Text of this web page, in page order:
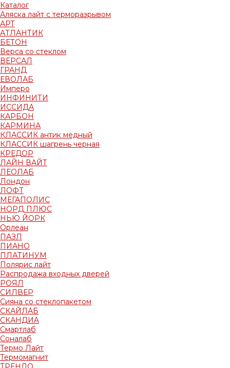
Каталог
Аляска лайт с терморазрывом
АРТ
АТЛАНТИК
БЕТОН
Верса со стеклом
ВЕРСАЛ
ГРАНД
ЕВОЛАБ
Имперо
ИНФИНИТИ
ИССИДА
КАРБОН
КАРМИНА
КЛАССИК антик медный
КЛАССИК шагрень черная
КРЕДОР
ЛАЙН ВАЙТ
ЛЕОЛАБ
Лондон
ЛОФТ
МЕГАПОЛИС
НОРД ПЛЮС
НЬЮ ЙОРК
Орлеан
ПАЗЛ
ПИАНО
ПЛАТИНУМ
Полярис лайт
Распродажа входных дверей
РОЯЛ
СИЛВЕР
Сияна со стеклопакетом
СКАЙЛАБ
СКАНДИA
Смартлаб
Соналаб
Термо Лайт
Термомагнит